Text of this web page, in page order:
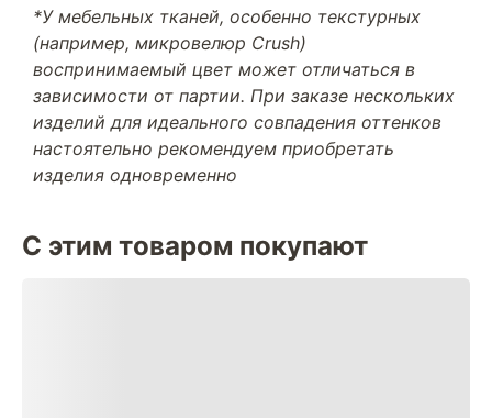
*У мебельных тканей, особенно текстурных
(например, микровелюр Crush)
воспринимаемый цвет может отличаться в
зависимости от партии. При заказе нескольких
изделий для идеального совпадения оттенков
настоятельно рекомендуем приобретать
изделия одновременно
С этим товаром покупают